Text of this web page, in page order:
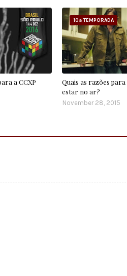
a CCXP
10ª TEMPORADA
Quais as razões
estar no ar?
November 28, 2015